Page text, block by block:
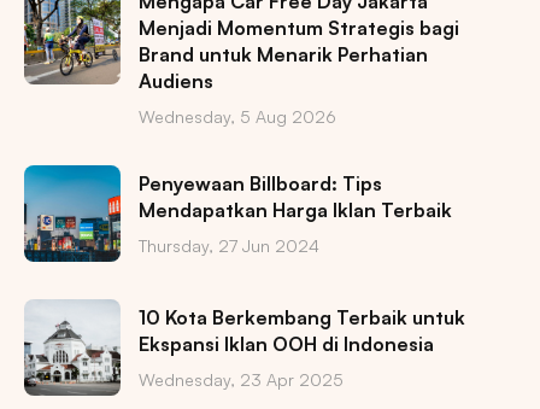
Menjadi Momentum Strategis bagi
Brand untuk Menarik Perhatian
Audiens
Wednesday, 5 Aug 2026
Penyewaan Billboard: Tips
Mendapatkan Harga Iklan Terbaik
Thursday, 27 Jun 2024
10 Kota Berkembang Terbaik untuk
Ekspansi Iklan OOH di Indonesia
Wednesday, 23 Apr 2025